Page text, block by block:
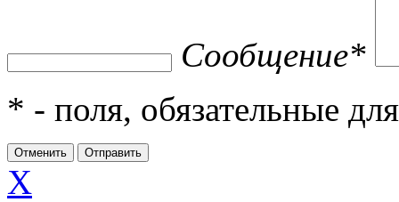
Сообщение*
* - поля, обязательные
X